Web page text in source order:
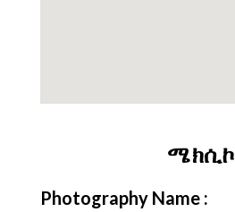
ሜክሲኮ
Photography Name :